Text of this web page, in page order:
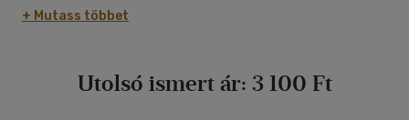
környezete változásaihoz, immár nem eredményesek, sőt
hosszabb távon inkább súlyósbítják a helyzetét...
+ Mutass többet
Utolsó ismert ár: 3 100 Ft